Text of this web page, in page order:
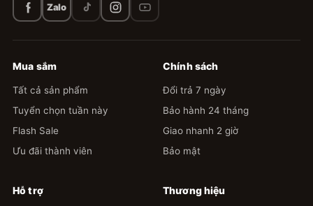
Zalo
Mua sắm
Tất cả sản phẩm
Tuyển chọn tuần này
Flash Sale
Ưu đãi thành viên
Chính sách
Đổi trả 7 ngày
Bảo hành 24 tháng
Giao nhanh 2 giờ
Bảo mật
Hỗ trợ Thương hiệu